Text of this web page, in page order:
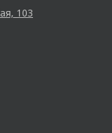
103